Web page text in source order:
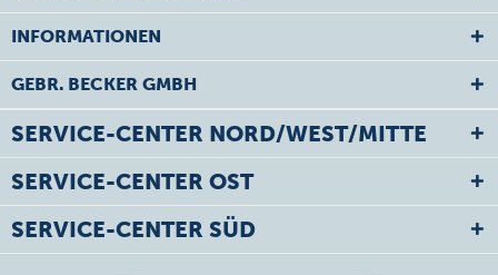
INFORMATIONEN
GEBR. BECKER GMBH
SERVICE-CENTER NORD/WEST/MITTE
SERVICE-CENTER OST
SERVICE-CENTER SÜD